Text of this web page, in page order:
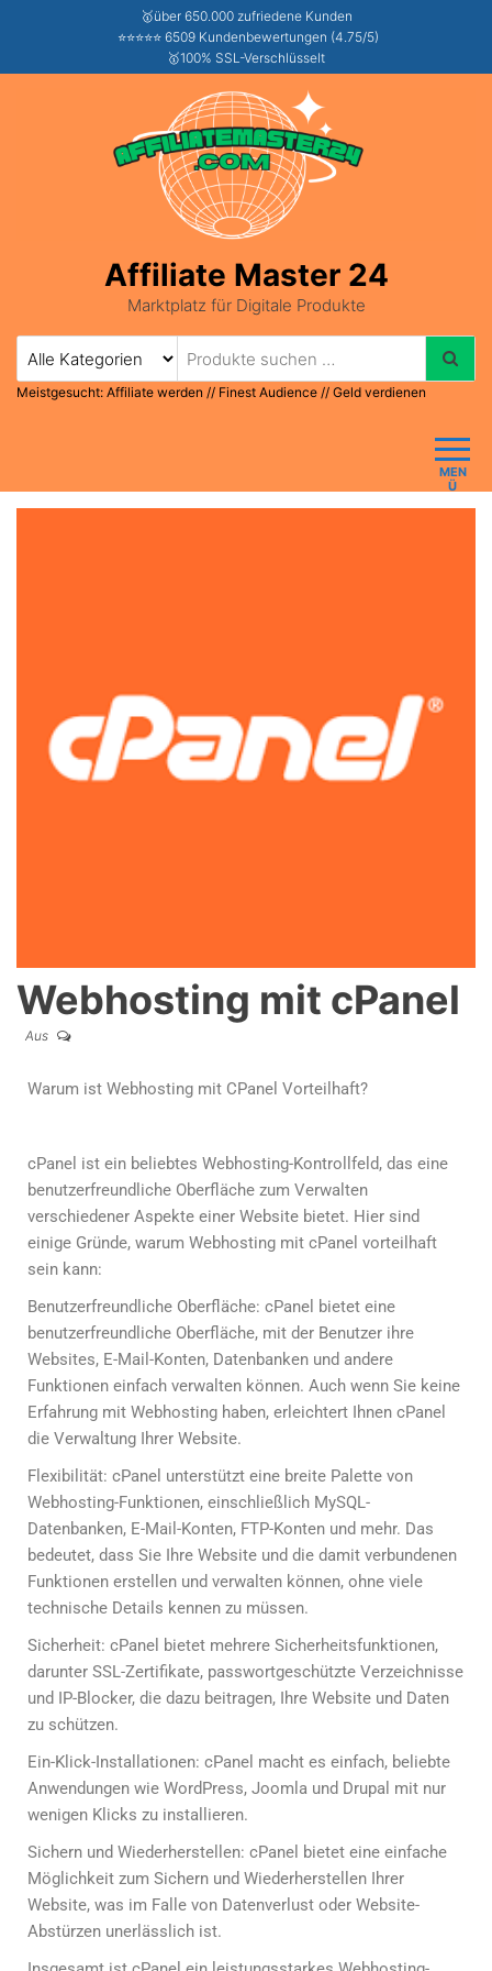
🥇über 650.000 zufriedene Kunden
⭐⭐⭐⭐⭐ 6509 Kundenbewertungen (4.75/5)
🥇100% SSL-Verschlüsselt
Affiliate Master 24
Marktplatz für Digitale Produkte
Meistgesucht: Affiliate werden // Finest Audience // Geld verdienen
MEN
Ü
Webhosting mit cPanel
Aus
Warum ist Webhosting mit CPanel Vorteilhaft?
cPanel ist ein beliebtes Webhosting-Kontrollfeld, das eine
benutzerfreundliche Oberfläche zum Verwalten
verschiedener Aspekte einer Website bietet. Hier sind
einige Gründe, warum Webhosting mit cPanel vorteilhaft
sein kann:
Benutzerfreundliche Oberfläche: cPanel bietet eine
benutzerfreundliche Oberfläche, mit der Benutzer ihre
Websites, E-Mail-Konten, Datenbanken und andere
Funktionen einfach verwalten können. Auch wenn Sie keine
Erfahrung mit Webhosting haben, erleichtert Ihnen cPanel
die Verwaltung Ihrer Website.
Flexibilität: cPanel unterstützt eine breite Palette von
Webhosting-Funktionen, einschließlich MySQL-
Datenbanken, E-Mail-Konten, FTP-Konten und mehr. Das
bedeutet, dass Sie Ihre Website und die damit verbundenen
Funktionen erstellen und verwalten können, ohne viele
technische Details kennen zu müssen.
Sicherheit: cPanel bietet mehrere Sicherheitsfunktionen,
darunter SSL-Zertifikate, passwortgeschützte Verzeichnisse
und IP-Blocker, die dazu beitragen, Ihre Website und Daten
zu schützen.
Ein-Klick-Installationen: cPanel macht es einfach, beliebte
Anwendungen wie WordPress, Joomla und Drupal mit nur
wenigen Klicks zu installieren.
Sichern und Wiederherstellen: cPanel bietet eine einfache
Möglichkeit zum Sichern und Wiederherstellen Ihrer
Website, was im Falle von Datenverlust oder Website-
Abstürzen unerlässlich ist.